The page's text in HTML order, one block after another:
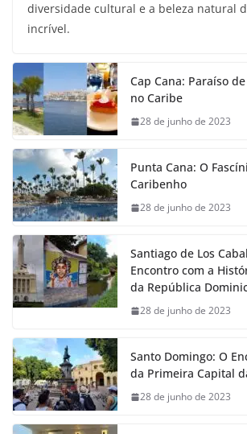
diversidade cultural e a beleza natural
incrível.
Cap Cana: Paraíso
no Caribe
28 de junho de 2023
Punta Cana: O
Caribenho
28 de junho de 2023
Santiago de Los
Encontro com a
da República
28 de junho de 2023
Santo Domingo: O
da Primeira Capital
28 de junho de 2023